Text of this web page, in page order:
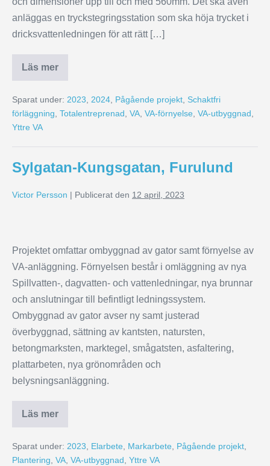
anläggas en tryckstegringsstation som ska höja trycket i
dricksvattenledningen för att rätt […]
Läs mer
Sparat under: 2023 2024 Pågående projekt Schaktfri
förläggning Totalentreprenad VA VA-förnyelse VA-utbyggnad
Yttre VA
Sylgatan-Kungsgatan, Furulund
Victor Persson | Publicerat den 12 april, 2023
Projektet omfattar ombyggnad av gator samt förnyelse av
VA-anläggning. Förnyelsen består i omläggning av nya
Spillvatten-, dagvatten- och vattenledningar, nya brunnar
och anslutningar till befintligt ledningssystem.
Ombyggnad av gator avser ny samt justerad
överbyggnad, sättning av kantsten, natursten,
betongmarksten, marktegel, smågatsten, asfaltering,
plattarbeten, nya grönområden och
belysningsanläggning.
Läs mer
Sparat under: 2023 Elarbete Markarbete Pågående projekt
Plantering VA VA-utbyggnad Yttre VA